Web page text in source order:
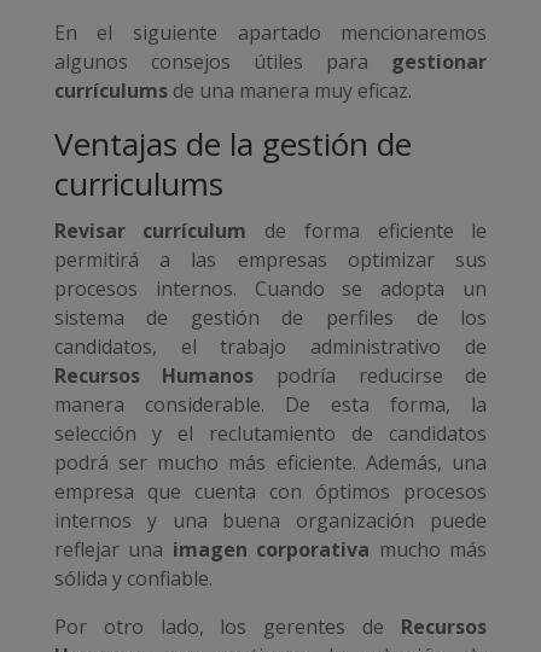
En el siguiente apartado mencionaremos
algunos consejos útiles para gestionar
currículumsde una manera muy eficaz.
Ventajas de la gestión de
curriculums
Revisar currículum de forma eficiente le
permitirá a las empresas optimizar sus
procesos internos. Cuando se adopta un
sistema de gestión de perfiles de los
candidatos, el trabajo administrativo de
Recursos Humanos podría reducirse de
manera considerable. De esta forma, la
selección y el reclutamiento de candidatos
podrá ser mucho más eficiente. Además, una
empresa que cuenta con óptimos procesos
internos y una buena organización puede
reflejar una imagen corporativa mucho más
sólida y confiable.
Por otro lado, los gerentes de Recursos